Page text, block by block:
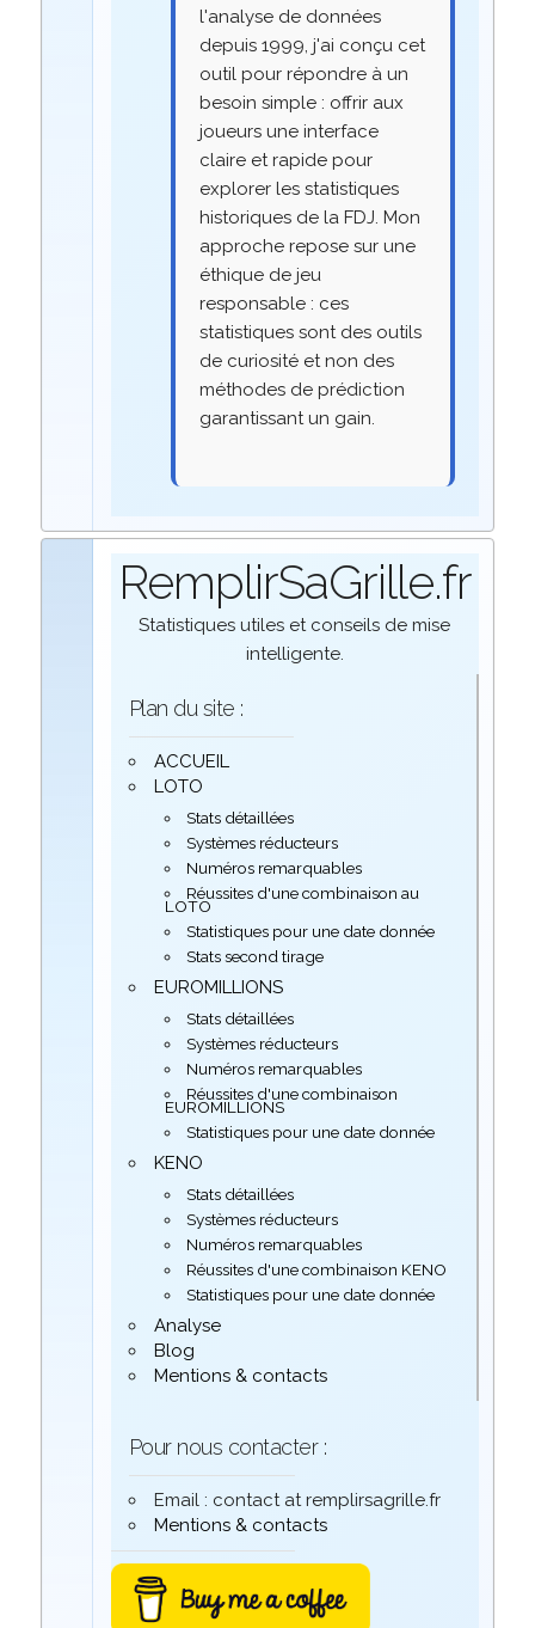
l'analyse de données
depuis 1999, j'ai conçu cet
outil pour répondre à un
besoin simple : offrir aux
joueurs une interface
claire et rapide pour
explorer les statistiques
historiques de la FDJ. Mon
approche repose sur une
éthique de jeu
responsable : ces
statistiques sont des outils
de curiosité et non des
méthodes de prédiction
garantissant un gain.
RemplirSaGrille.fr
Statistiques utiles et conseils de mise
intelligente.
Plan du site :
ACCUEIL
LOTO
Stats détaillées
Systèmes réducteurs
Numéros remarquables
Réussites d'une combinaison au
LOTO
Statistiques pour une date donnée
Stats second tirage
EUROMILLIONS
Stats détaillées
Systèmes réducteurs
Numéros remarquables
Réussites d'une combinaison
EUROMILLIONS
Statistiques pour une date donnée
KENO
Stats détaillées
Systèmes réducteurs
Numéros remarquables
Réussites d'une combinaison KENO
Statistiques pour une date donnée
Analyse
Blog
Mentions & contacts
Pour nous contacter :
Email : contact at remplirsagrille.fr
Mentions & contacts